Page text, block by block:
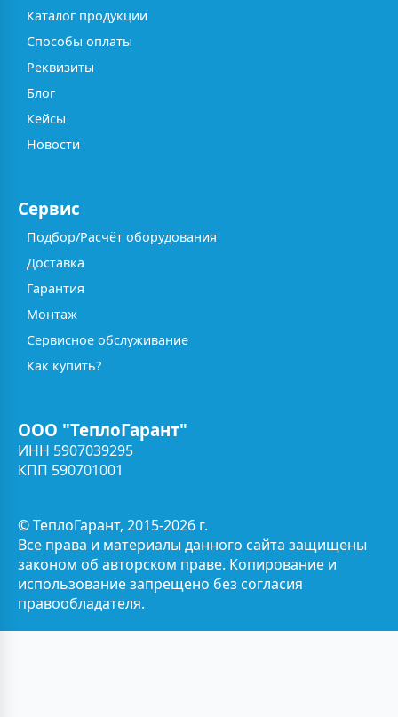
Каталог продукции
Способы оплаты
Реквизиты
Блог
Кейсы
Новости
Сервис
Подбор/Расчёт оборудования
Доставка
Гарантия
Монтаж
Сервисное обслуживание
Как купить?
ООО "ТеплоГарант"
ИНН 5907039295
КПП 590701001
© ТеплоГарант, 2015-2026 г.
Все права и материалы данного сайта защищены
законом об авторском праве. Копирование и
использование запрещено без согласия
правообладателя.